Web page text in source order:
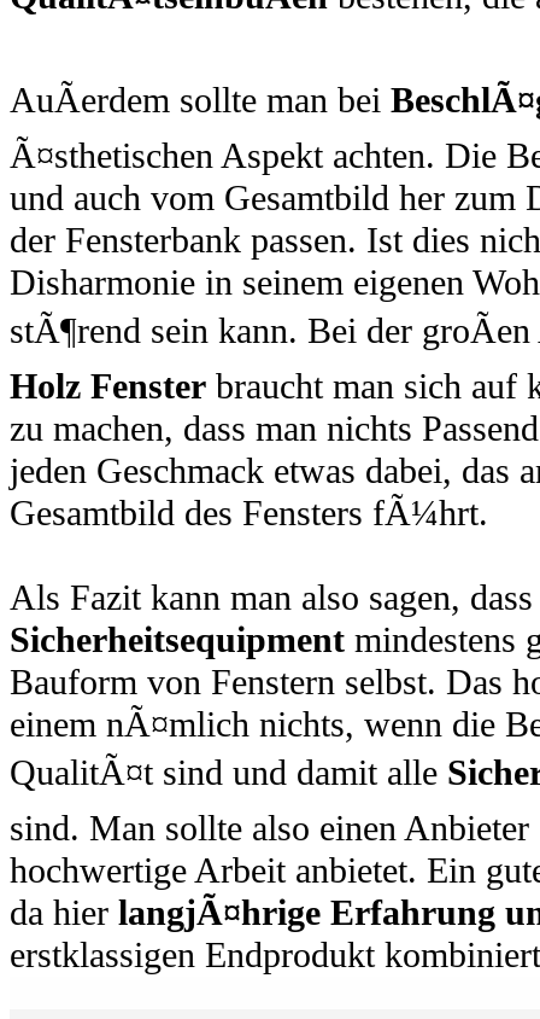
AuÃerdem sollte man bei
Ã¤sthetischen Aspekt achten. Die
und auch vom Gesamtbild her zum
der Fensterbank passen. Ist dies
Disharmonie in seinem eigenen
stÃ¶rend sein kann. Bei der
Holz Fenster braucht man sich auf
zu machen, dass man nichts
jeden Geschmack etwas dabei, das
Gesamtbild des Fensters fÃ¼hrt.
Als Fazit kann man also sagen,
Sicherheitsequipment mindestens
Bauform von Fenstern selbst. Das
einem nÃ¤mlich nichts, wenn die
QualitÃ¤t sind und damit alle
sind. Man sollte also einen
hochwertige Arbeit anbietet. Ein
da hier langjÃ¤hrige Erfahrung
erstklassigen Endprodukt